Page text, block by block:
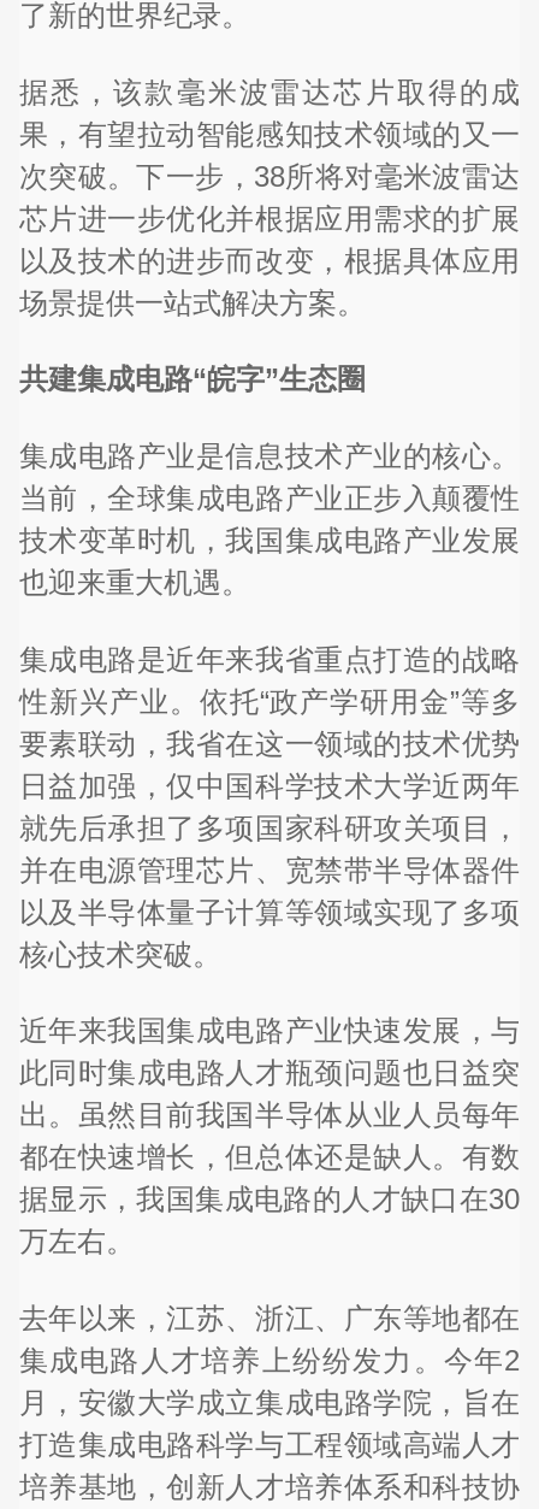
了新的世界纪录。
据悉，该款毫米波雷达芯片取得的成
果，有望拉动智能感知技术领域的又一
次突破。下一步，38所将对毫米波雷达
芯片进一步优化并根据应用需求的扩展
以及技术的进步而改变，根据具体应用
场景提供一站式解决方案。
共建集成电路“皖字”生态圈
集成电路产业是信息技术产业的核心。
当前，全球集成电路产业正步入颠覆性
技术变革时机，我国集成电路产业发展
也迎来重大机遇。
集成电路是近年来我省重点打造的战略
性新兴产业。依托“政产学研用金”等多
要素联动，我省在这一领域的技术优势
日益加强，仅中国科学技术大学近两年
就先后承担了多项国家科研攻关项目，
并在电源管理芯片、宽禁带半导体器件
以及半导体量子计算等领域实现了多项
核心技术突破。
近年来我国集成电路产业快速发展，与
此同时集成电路人才瓶颈问题也日益突
出。虽然目前我国半导体从业人员每年
都在快速增长，但总体还是缺人。有数
据显示，我国集成电路的人才缺口在30
万左右。
去年以来，江苏、浙江、广东等地都在
集成电路人才培养上纷纷发力。今年2
月，安徽大学成立集成电路学院，旨在
打造集成电路科学与工程领域高端人才
培养基地，创新人才培养体系和科技协